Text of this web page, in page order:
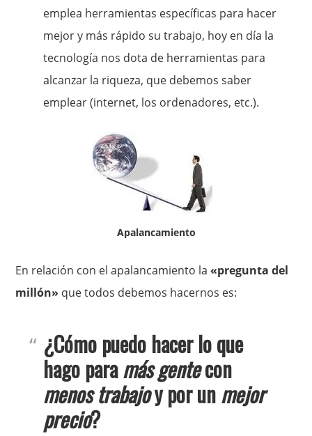
emplea herramientas específicas para hacer
mejor y más rápido su trabajo, hoy en día la
tecnología nos dota de herramientas para
alcanzar la riqueza, que debemos saber
emplear (internet, los ordenadores, etc.).
Apalancamiento
En relación con el apalancamiento la«pregunta del
millón» que todos debemos hacernos es:
¿Cómo puedo hacer lo que
hago paramás gentecon
menos trabajoy por unmejor
precio?